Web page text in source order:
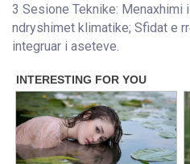
3 Sesione Teknike: Menaxhimi
ndryshimet klimatike; Sfidat e
integruar i aseteve.